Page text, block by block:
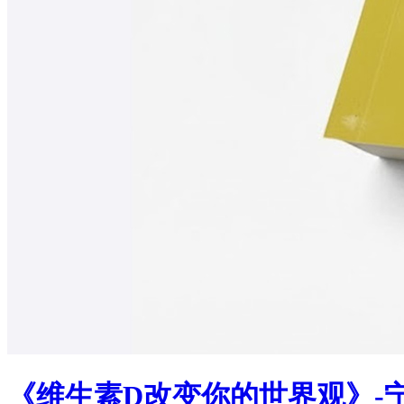
《维生素D改变你的世界观》-